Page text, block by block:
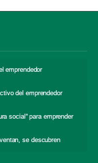
emprendedor
del emprendedor
social” para emprender
se descubren